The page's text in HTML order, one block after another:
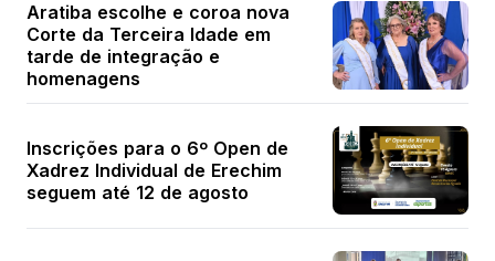
Aratiba escolhe e coroa nova
Corte da Terceira Idade em
tarde de integração e
homenagens
Inscrições para o 6º Open de
Xadrez Individual de Erechim
seguem até 12 de agosto